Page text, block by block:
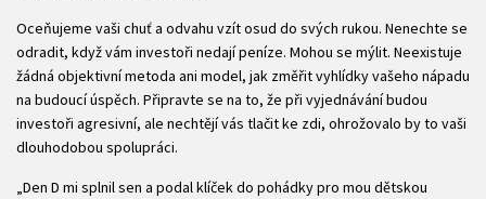
Oceňujeme vaši chuť a odvahu vzít osud do svých rukou. Nenechte se
odradit, když vám investoři nedají peníze. Mohou se mýlit. Neexistuje
žádná objektivní metoda ani model, jak změřit vyhlídky vašeho nápadu
na budoucí úspěch. Připravte se na to, že při vyjednávání budou
investoři agresivní, ale nechtějí vás tlačit ke zdi, ohrožovalo by to vaši
dlouhodobou spolupráci.
„Den D mi splnil sen a podal klíček do pohádky pro mou dětskou